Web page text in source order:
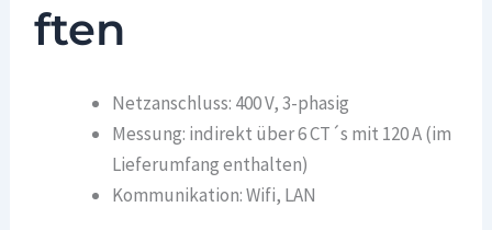
ften
Netzanschluss: 400 V, 3-phasig
Messung: indirekt über 6 CT´s mit 120 A (im
Lieferumfang enthalten)
Kommunikation: Wifi, LAN